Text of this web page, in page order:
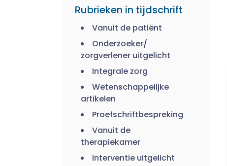
Rubrieken in tijdschrift
Vanuit de patiënt
Onderzoeker/
zorgverlener uitgelicht
Integrale zorg
Wetenschappelijke
artikelen
Proefschriftbespreking
Vanuit de
therapiekamer
Interventie uitgelicht